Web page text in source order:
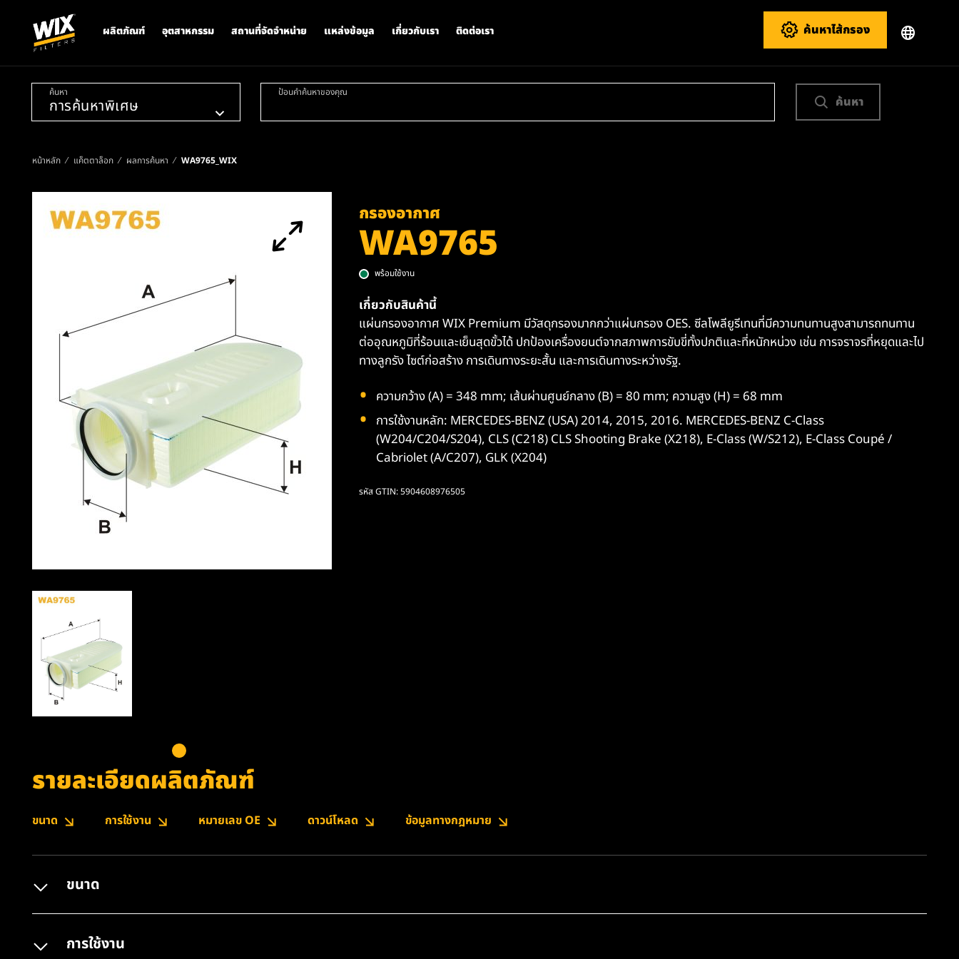
ผลิตภัณฑ์ อุตสาหกรรม สถานที่จัดจำหน่าย แหล่งข้อมูล เกี่ยวกับเรา ติดต่อเรา ค้นหาไส้กรอง
ค้นหา ป้อนคำค้นหาของคุณ
ค้นหา
หน้าหลัก แค็ตตาล็อก ผลการค้นหา WA9765_WIX
กรองอากาศ
WA9765
พร้อมใช้งาน
เกี่ยวกับสินค้านี้
แผ่นกรองอากาศ WIX Premium มีวัสดุกรองมากกว่าแผ่นกรอง OES. ซีลโพลียูรีเทนที่มีความทนทานสูงสามารถทนทาน
ต่ออุณหภูมิที่ร้อนและเย็นสุดขั้วได้ ปกป้องเครื่องยนต์จากสภาพการขับขี่ทั้งปกติและที่หนักหน่วง เช่น การจราจรที่หยุดและไป
ทางลูกรัง ไซต์ก่อสร้าง การเดินทางระยะสั้น และการเดินทางระหว่างรัฐ.
ความกว้าง (A) = 348 mm; เส้นผ่านศูนย์กลาง (B) = 80 mm; ความสูง (H) = 68 mm
การใช้งานหลัก: MERCEDES-BENZ (USA) 2014, 2015, 2016. MERCEDES-BENZ C-Class
(W204/C204/S204), CLS (C218) CLS Shooting Brake (X218), E-Class (W/S212), E-Class Coupé /
Cabriolet (A/C207), GLK (X204)
รหัส GTIN: 5904608976505
รายละเอียดผลิตภัณฑ์
ขนาด การใช้งาน หมายเลข OE ดาวน์โหลด ข้อมูลทางกฎหมาย
ขนาด
การใช้งาน